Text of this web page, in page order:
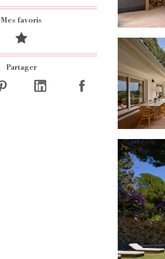
Mes favoris
Partager